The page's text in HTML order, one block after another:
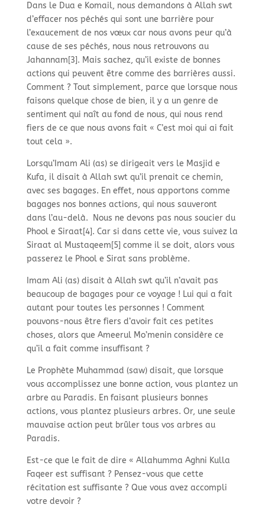
Dans le Dua e Komail, nous demandons à Allah swt
d’effacer nos péchés qui sont une barrière pour
l’exaucement de nos vœux car nous avons peur qu’à
cause de ses péchés, nous nous retrouvons au
Jahannam[3]. Mais sachez, qu’il existe de bonnes
actions qui peuvent être comme des barrières aussi.
Comment ? Tout simplement, parce que lorsque nous
faisons quelque chose de bien, il y a un genre de
sentiment qui naît au fond de nous, qui nous rend
fiers de ce que nous avons fait « C’est moi qui ai fait
tout cela ».
Lorsqu’Imam Ali (as) se dirigeait vers le Masjid e
Kufa, il disait à Allah swt qu’il prenait ce chemin,
avec ses bagages. En effet, nous apportons comme
bagages nos bonnes actions, qui nous sauveront
dans l’au-delà. Nous ne devons pas nous soucier du
Phool e Siraat[4]. Car si dans cette vie, vous suivez la
Siraat al Mustaqeem[5] comme il se doit, alors vous
passerez le Phool e Sirat sans problème.
Imam Ali (as) disait à Allah swt qu’il n’avait pas
beaucoup de bagages pour ce voyage ! Lui qui a fait
autant pour toutes les personnes ! Comment
pouvons-nous être fiers d’avoir fait ces petites
choses, alors que Ameerul Mo’menin considère ce
qu’il a fait comme insuffisant ?
Le Prophète Muhammad (saw) disait, que lorsque
vous accomplissez une bonne action, vous plantez un
arbre au Paradis. En faisant plusieurs bonnes
actions, vous plantez plusieurs arbres. Or, une seule
mauvaise action peut brûler tous vos arbres au
Paradis.
Est-ce que le fait de dire « Allahumma Aghni Kulla
Faqeer est suffisant ? Pensez-vous que cette
récitation est suffisante ? Que vous avez accompli
votre devoir ?